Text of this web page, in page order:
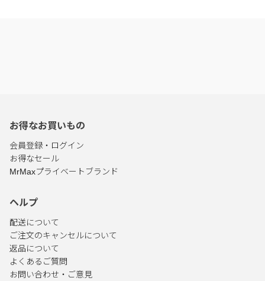
お得なお買いもの
会員登録・ログイン
お得なセール
MrMaxプライベートブランド
ヘルプ
配送について
ご注文のキャンセルについて
返品について
よくあるご質問
お問い合わせ・ご意見